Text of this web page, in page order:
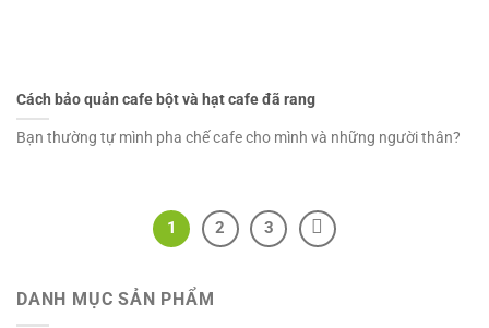
Cách bảo quản cafe bột và hạt cafe đã rang
Bạn thường tự mình pha chế cafe cho mình và những người thân?
1 2 3
DANH MỤC SẢN PHẨM